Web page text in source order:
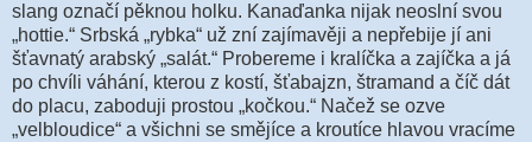
slang označí pěknou holku. Kanaďanka nijak neoslní svou
„hottie.“ Srbská „rybka“ už zní zajímavěji a nepřebije jí ani
šťavnatý arabský „salát.“ Probereme i kralíčka a zajíčka a já
po chvíli váhání, kterou z kostí, šťabajzn, štramand a číč dát
do placu, zaboduji prostou „kočkou.“ Načež se ozve
„velbloudice“ a všichni se smějíce a kroutíce hlavou vracíme